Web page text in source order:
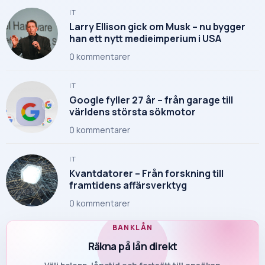
BANKLÅN
Räkna på lån direkt
IT
Larry Ellison gick om Musk – nu bygger
han ett nytt medieimperium i USA
0 kommentarer
IT
Google fyller 27 år – från garage till
världens största sökmotor
0 kommentarer
IT
Kvantdatorer – Från forskning till
framtidens affärsverktyg
0 kommentarer